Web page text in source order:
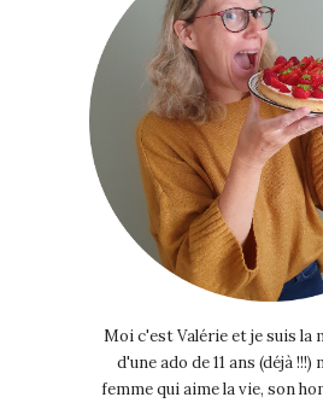
Moi c'est Valérie et je suis la
d'une ado de 11 ans (déjà !!!)
femme qui aime la vie, son